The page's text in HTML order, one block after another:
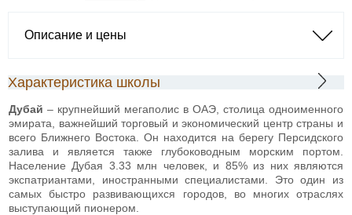
Описание и цены
Характеристика школы
Дубай – крупнейший мегаполис в ОАЭ, столица одноименного
эмирата, важнейший торговый и экономический центр страны и
всего Ближнего Востока. Он находится на берегу Персидского
залива и является также глубоководным морским портом.
Население Дубая 3.33 млн человек, и 85% из них являются
экспатриантами, иностранными специалистами. Это один из
самых быстро развивающихся городов, во многих отраслях
выступающий пионером.